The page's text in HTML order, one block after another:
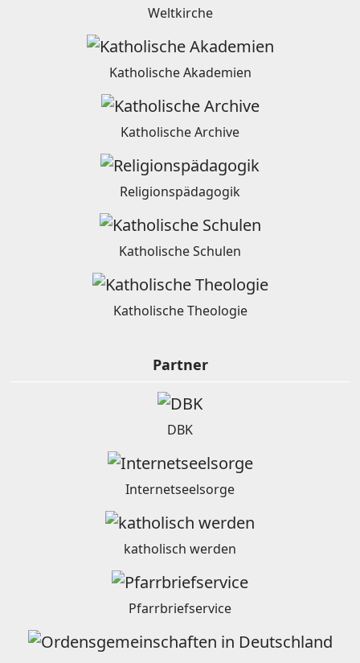
Weltkirche
Katholische Akademien
Katholische Archive
Religionspädagogik
Katholische Schulen
Katholische Theologie
Partner
DBK
Internetseelsorge
katholisch werden
Pfarrbriefservice